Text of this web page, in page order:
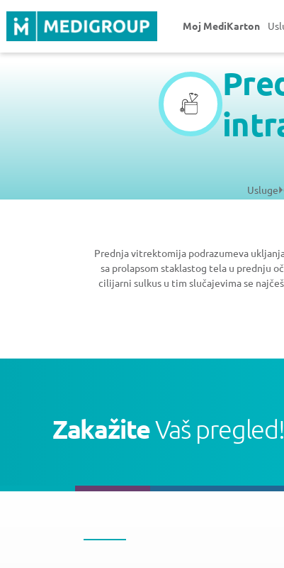
Moj MediKarton
Usluge
Prednja vitrektomija podrazumeva
sa prolapsom staklastog tela u prednju
cilijarni sulkus u tim slučajevima se
ZakažiteVaš pregled!